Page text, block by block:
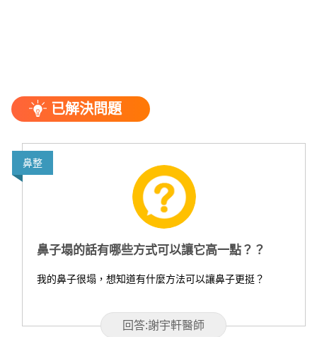
已解決問題
鼻整
鼻子塌的話有哪些方式可以讓它高一點？？
我的鼻子很塌，想知道有什麼方法可以讓鼻子更挺？
回答:謝宇軒醫師